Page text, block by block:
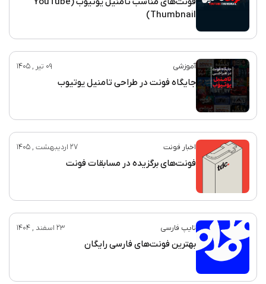
Thumbnail)
آموزشی 09 تیر , 1405
جایگاه فونت در طراحی تامنیل یوتیوب
اخبار فونت 27 اردیبهشت , 1405
فونت‌های برگزیده در مسابقات فونت
تایپ فارسی 23 اسفند , 1404
بهترین فونت‌های فارسی رایگان